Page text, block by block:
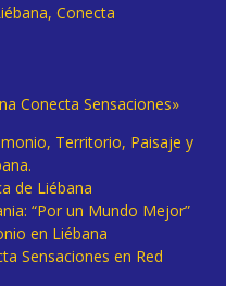
Conecta
Conecta Sensaciones»
Territorio, Paisaje y
de Liébana
“Por un Mundo Mejor”
en Liébana
Sensaciones en Red